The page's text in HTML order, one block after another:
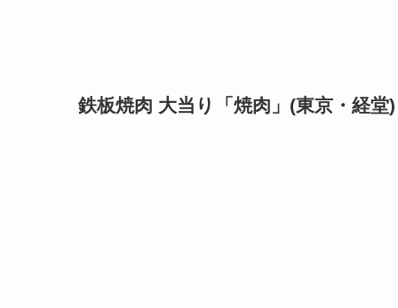
鉄板焼肉 大当り「焼肉」(東京・経堂)